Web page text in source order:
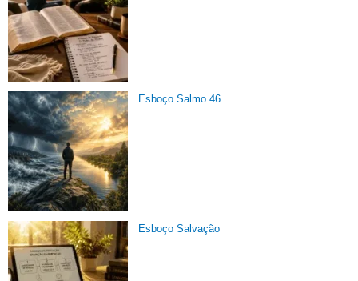
Esboço Salmo 46
Esboço Salvação